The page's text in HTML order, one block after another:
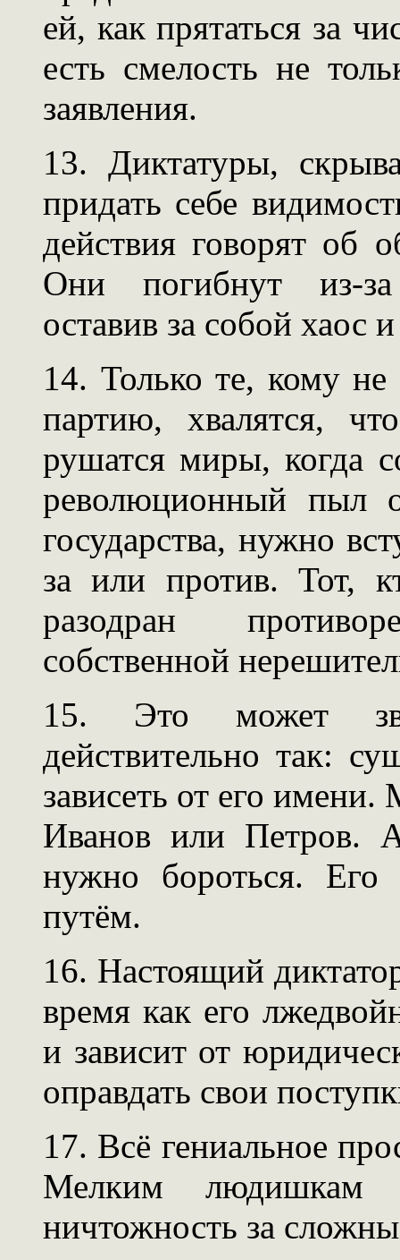
ей, как прятаться за
есть смелость не
заявления.
13. Диктатуры,
придать себе
действия говорят об
Они погибнут из-за
оставив за собой хаос
14. Только те, кому не
партию, хвалятся,
рушатся миры, когда
революционный пыл
государства, нужно
за или против. Тот,
разодран
собственной
15. Это может
действительно так:
зависеть от его
Иванов или Петров.
нужно бороться. Его
путём.
16. Настоящий
время как его
и зависит от
оправдать свои
17. Всё гениальное
Мелким людишкам
ничтожность за